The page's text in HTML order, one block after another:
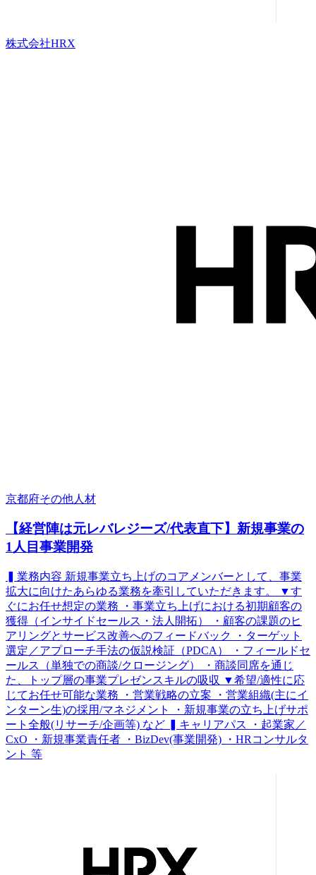
株式会社HRX
京都府その他人材
【経営陣は元レバレジーズ/代表直下】新規事業の
1人目事業開発
▍業務内容 新規事業立ち上げのコアメンバーとして、事業
拡大に向けたあらゆる業務を牽引していただきます。 ▼す
ぐにお任せ想定の業務 ・事業立ち上げにおける初期顧客の
獲得（インサイドセールス・法人開拓） ・顧客の課題のヒ
アリングとサービス改善へのフィードバック ・ターゲット
選定／アプローチ手法の仮説検証（PDCA） ・フィールドセ
ールス（単独での商談/クロージング） ・商談同席を通じ
た、トップ層の事業プレゼンスキルの吸収 ▼希望/適性に応
じてお任せ可能な業務 ・営業戦略の立案 ・営業組織(主にイ
ンターン生)の採用/マネジメント ・新規事業の立ち上げサポ
ート全般(リサーチ/企画等) など ▍キャリアパス ・起業家／
CxO ・新規事業責任者 ・BizDev(事業開発) ・HRコンサルタ
ント 等